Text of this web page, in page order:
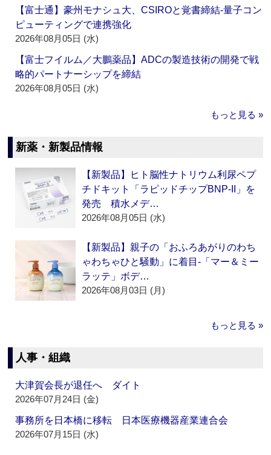
【富士通】豪州モナシュ大、CSIROと覚書締結‐量子コン
ピューティングで連携強化
2026年08月05日 (水)
【富士フイルム／大鵬薬品】ADCの製造技術の開発で戦
略的パートナーシップを締結
2026年08月05日 (水)
もっと見る »
新薬・新製品情報
【新製品】ヒト脳性ナトリウム利尿ペプ
チドキット「ラピッドチップBNP-II」を
発売 積水メデ…
2026年08月05日 (水)
【新製品】親子の「おふろあがりのわち
ゃわちゃひと騒動」に着目‐「マー＆ミー
ラッテ」ボデ…
2026年08月03日 (月)
もっと見る »
人事・組織
大津賀会長が退任へ ダイト
2026年07月24日 (金)
事務所を日本橋に移転 日本医療機器産業連合会
2026年07月15日 (水)